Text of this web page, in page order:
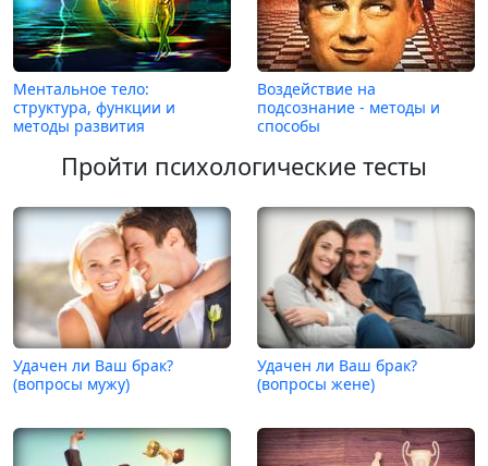
Ментальное тело:
структура, функции и
методы развития
Воздействие на
подсознание - методы и
способы
Пройти психологические тесты
Удачен ли Ваш брак?
(вопросы мужу)
Удачен ли Ваш брак?
(вопросы жене)